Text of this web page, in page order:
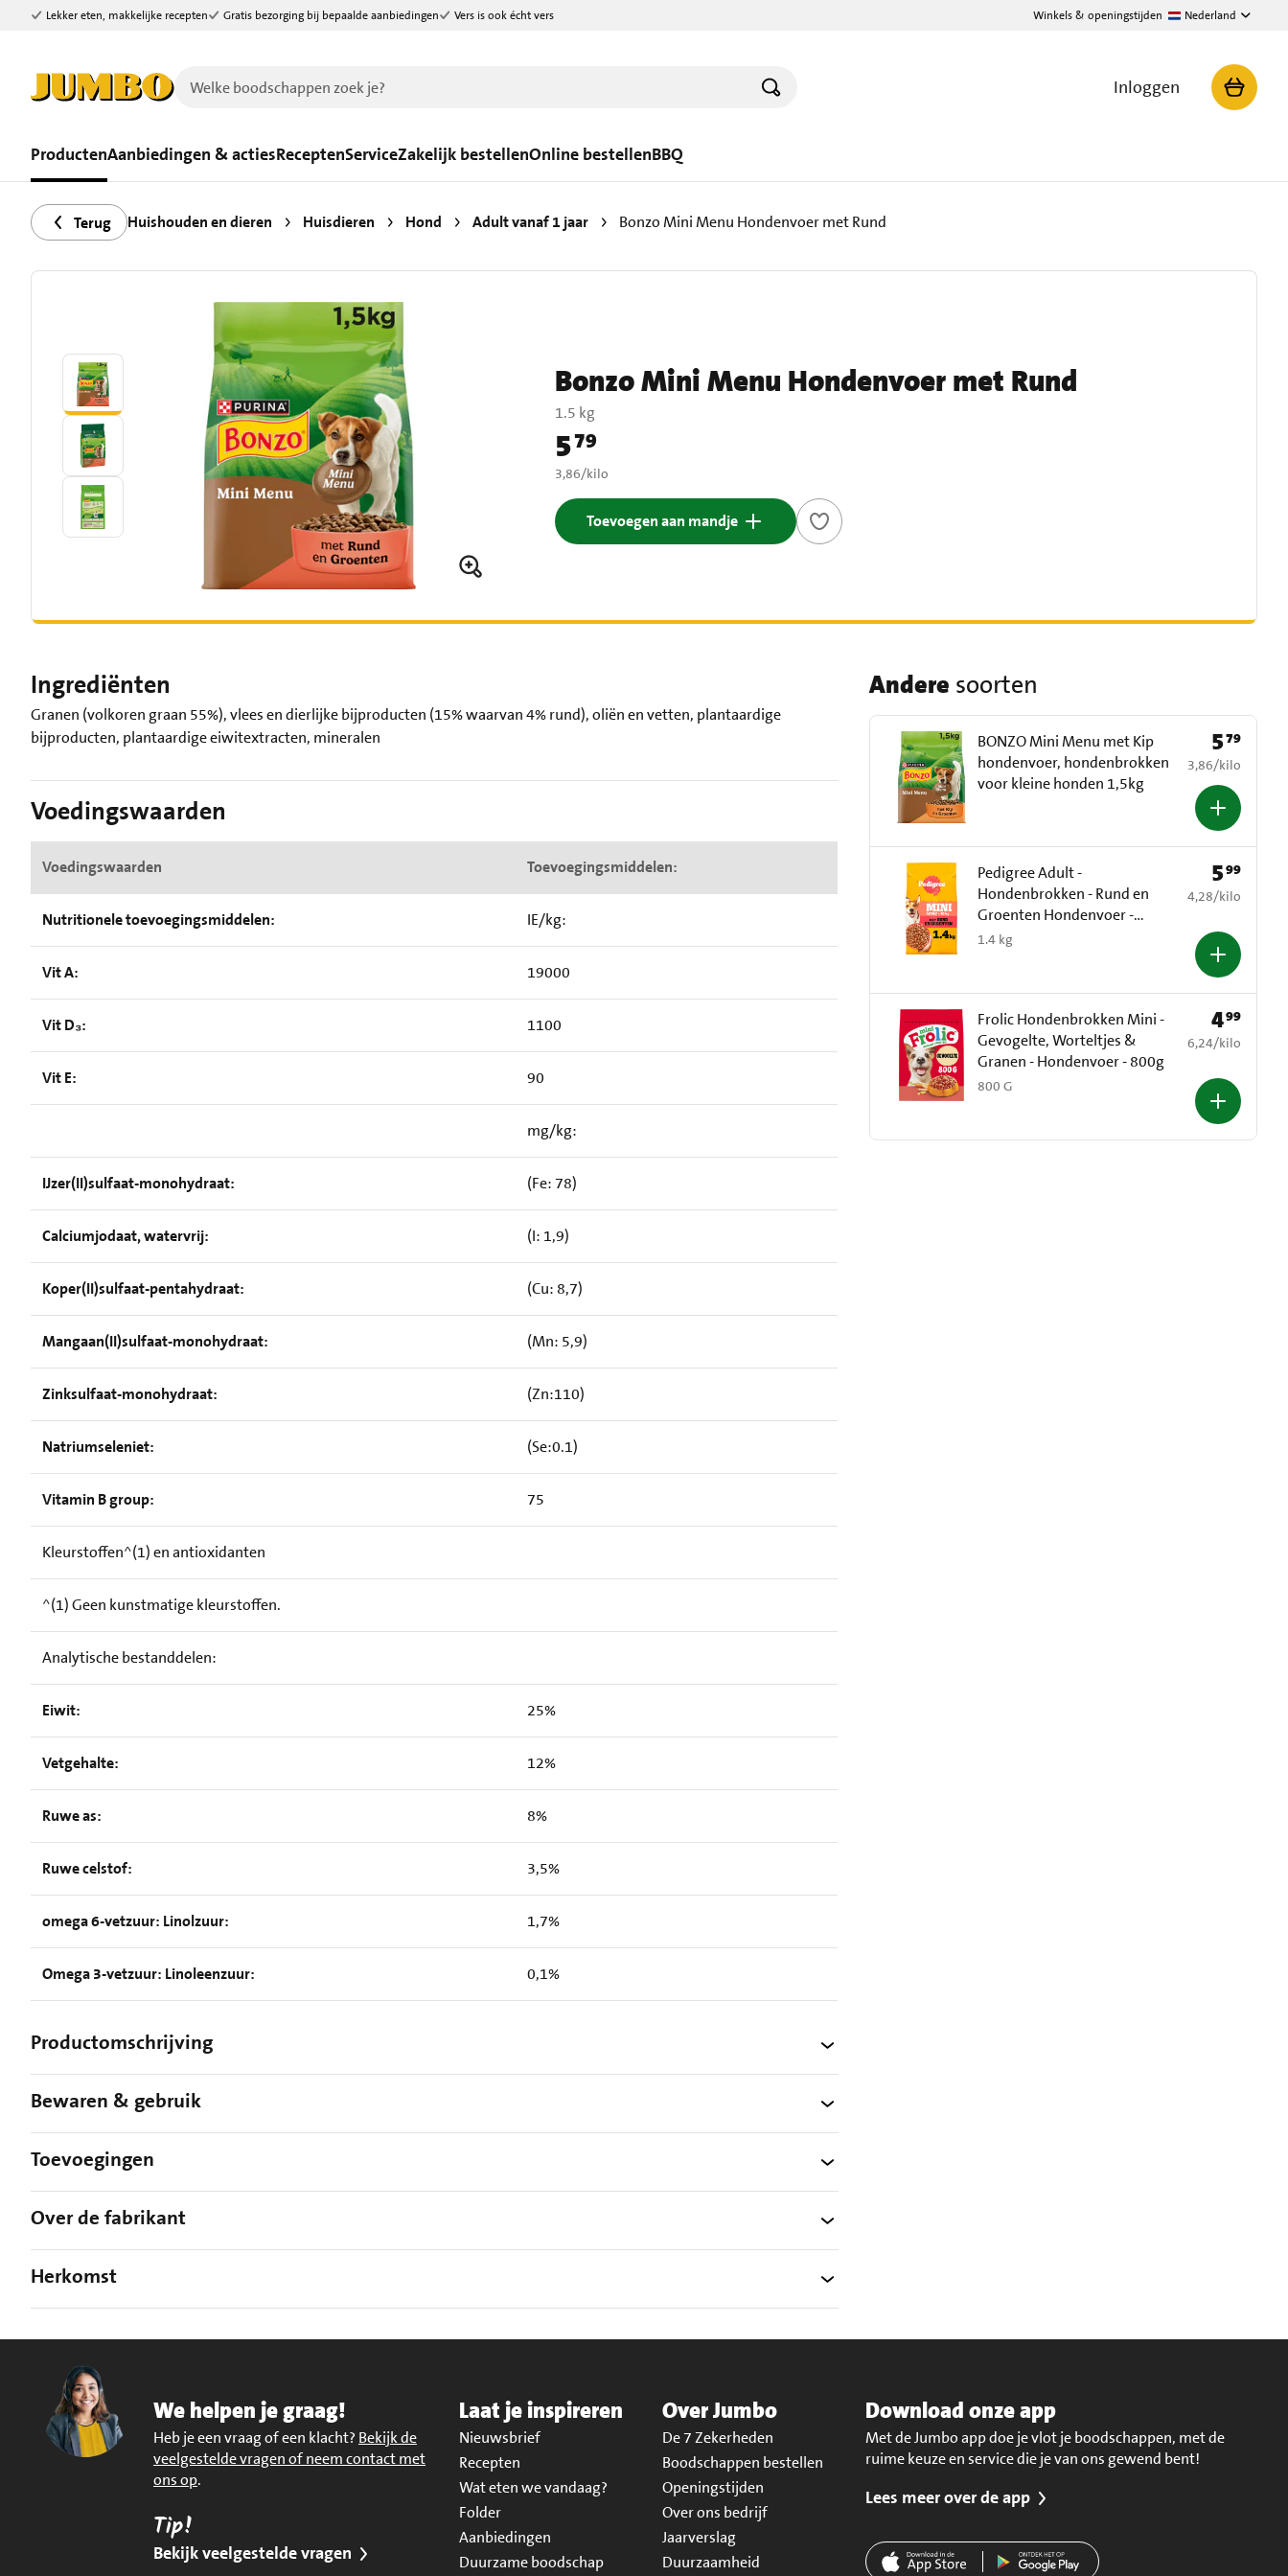
Ga naar zoeken
Ga naar hoofdinhoud
Lekker eten, makkelijke recepten Gratis bezorging bij bepaalde aanbiedingen Vers is ook écht vers Winkels & openingstijden Nederland
Inloggen
ProductenAanbiedingen & actiesReceptenServiceZakelijk bestellenOnline bestellenBBQ
Terug Huishouden en dieren Huisdieren Hond Adult vanaf 1 jaar Bonzo Mini Menu Hondenvoer met Rund
Bonzo Mini Menu Hondenvoer met Rund
1.5 kg
Prijs: € 5,79
579
€ 3,86 per kilo
3,86/kilo
Toevoegen aan mandje
Ingrediënten
Granen (volkoren graan 55%), vlees en dierlijke bijproducten (15% waarvan 4% rund), oliën en vetten, plantaardige
bijproducten, plantaardige eiwitextracten, mineralen
Voedingswaarden
Voedingswaarden Toevoegingsmiddelen:
Nutritionele toevoegingsmiddelen: IE/kg:
Vit A: 19000
Vit D₃: 1100
Vit E: 90
mg/kg:
IJzer(II)sulfaat-monohydraat: (Fe: 78)
Calciumjodaat, watervrij: (I: 1,9)
Koper(II)sulfaat-pentahydraat: (Cu: 8,7)
Mangaan(II)sulfaat-monohydraat: (Mn: 5,9)
Zinksulfaat-monohydraat: (Zn:110)
Natriumseleniet: (Se:0.1)
Vitamin B group: 75
Kleurstoffen^(1) en antioxidanten
^(1) Geen kunstmatige kleurstoffen.
Analytische bestanddelen:
Eiwit: 25%
Vetgehalte: 12%
Ruwe as: 8%
Ruwe celstof: 3,5%
omega 6-vetzuur: Linolzuur: 1,7%
Omega 3-vetzuur: Linoleenzuur: 0,1%
Productomschrijving
Bewaren & gebruik
Toevoegingen
Over de fabrikant
Herkomst
Andere soorten
BONZO Mini Menu met Kip
hondenvoer, hondenbrokken
voor kleine honden 1,5kg
Prijs: € 5,79
579
€ 3,86 per kilo
3,86/kilo
Pedigree Adult -
Hondenbrokken - Rund en
Groenten Hondenvoer -
1.4kg
1.4 kg
Prijs: € 5,99
599
€ 4,28 per kilo
4,28/kilo
Frolic Hondenbrokken Mini -
Gevogelte, Worteltjes &
Granen - Hondenvoer - 800g
800 G
Prijs: € 4,99
499
€ 6,24 per kilo
6,24/kilo
We helpen je graag!
Heb je een vraag of een klacht? Bekijk de
veelgestelde vragen of neem contact met
ons op.
Tip!
Bekijk veelgestelde vragen
Laat je inspireren
Nieuwsbrief
Recepten
Wat eten we vandaag?
Folder
Aanbiedingen
Duurzame boodschap
Over Jumbo
De 7 Zekerheden
Boodschappen bestellen
Openingstijden
Over ons bedrijf
Jaarverslag
Duurzaamheid
Download onze app
Met de Jumbo app doe je vlot je boodschappen, met de
ruime keuze en service die je van ons gewend bent!
Lees meer over de app